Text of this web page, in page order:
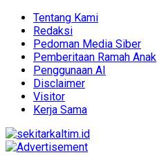
Tentang Kami
Redaksi
Pedoman Media Siber
Pemberitaan Ramah Anak
Penggunaan AI
Disclaimer
Visitor
Kerja Sama